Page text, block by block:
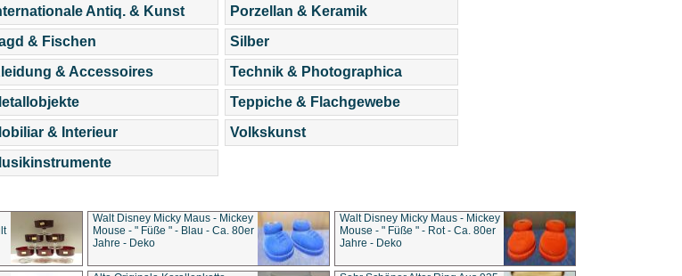
Antiq. & Kunst
& Fischen
& Accessoires
& Interieur
Porzellan & Keramik
Silber
Technik & Photographica
Teppiche & Flachgewebe
Volkskunst
Walt Disney Micky Maus - Mickey
Mouse - " Füße " - Blau - Ca. 80er
Jahre - Deko
Walt Disney Micky Maus - Mickey
Mouse - " Füße " - Rot - Ca. 80er
Jahre - Deko